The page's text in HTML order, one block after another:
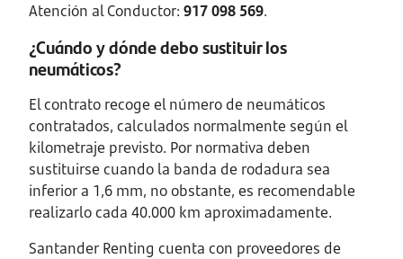
Atención al Conductor: 917 098 569.
¿Cuándo y dónde debo sustituir los
neumáticos?
El contrato recoge el número de neumáticos
contratados, calculados normalmente según el
kilometraje previsto. Por normativa deben
sustituirse cuando la banda de rodadura sea
inferior a 1,6 mm, no obstante, es recomendable
realizarlo cada 40.000 km aproximadamente.
Santander Renting cuenta con proveedores de